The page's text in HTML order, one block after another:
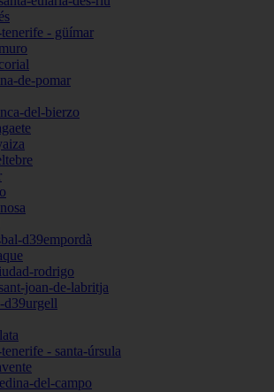
- güímar
de-pomar
del-bierzo
d39empordà
rodrigo
joan-de-labritja
d39urgell
- santa-úrsula
del-campo